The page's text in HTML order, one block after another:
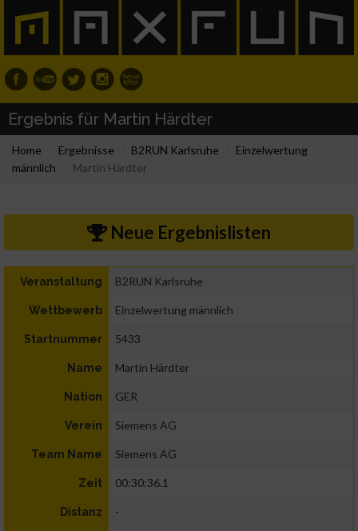
Ergebnis für Martin Härdter
Home Ergebnisse B2RUN Karlsruhe
Einzelwertung
männlich
Martin Härdter
Neue Ergebnislisten
Veranstaltung B2RUN Karlsruhe
Wettbewerb Einzelwertung männlich
Startnummer 5433
Name Martin Härdter
Nation GER
Verein Siemens AG
Team Name Siemens AG
Zeit 00:30:36.1
Distanz -